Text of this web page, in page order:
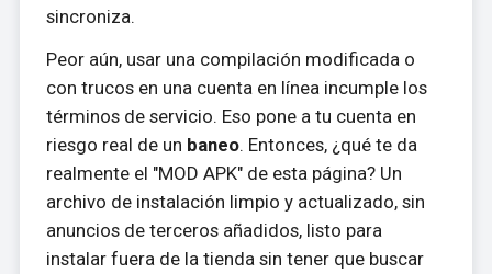
sincroniza.
Peor aún, usar una compilación modificada o
con trucos en una cuenta en línea incumple los
términos de servicio. Eso pone a tu cuenta en
riesgo real de un baneo. Entonces, ¿qué te da
realmente el "MOD APK" de esta página? Un
archivo de instalación limpio y actualizado, sin
anuncios de terceros añadidos, listo para
instalar fuera de la tienda sin tener que buscar